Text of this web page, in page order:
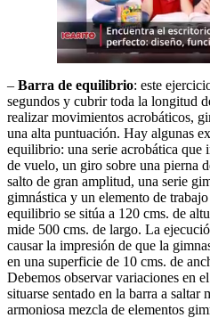
– Barra de equilibrio: este
segundos y cubrir toda la longitud
realizar movimientos acrobáticos,
una alta puntuación. Hay algunas
equilibrio: una serie acrobática que
de vuelo, un giro sobre una pierna
salto de gran amplitud, una serie
gimnástica y un elemento de
equilibrio se sitúa a 120 cms. de
mide 500 cms. de largo. La
causar la impresión de que la
en una superficie de 10 cms. de
Debemos observar variaciones en
situarse sentado en la barra a
armoniosa mezcla de elementos